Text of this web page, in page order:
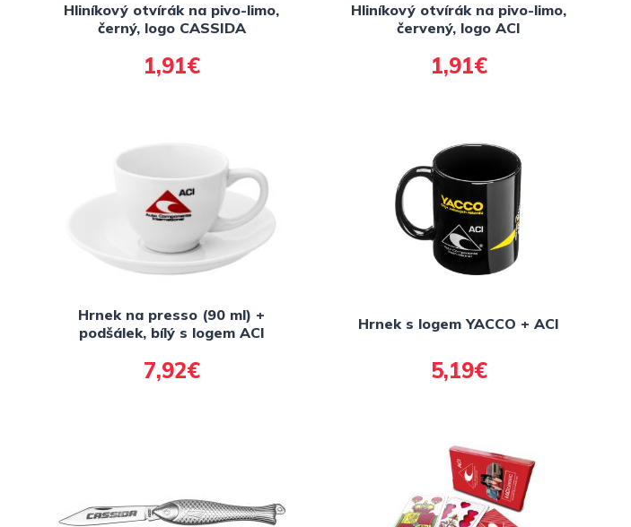
Hliníkový otvírák na pivo-limo,
černý, logo CASSIDA
1,91€
Hliníkový otvírák na pivo-limo,
červený, logo ACI
1,91€
Hrnek na presso (90 ml) +
podšálek, bílý s logem ACI
7,92€
Hrnek s logem YACCO + ACI
5,19€